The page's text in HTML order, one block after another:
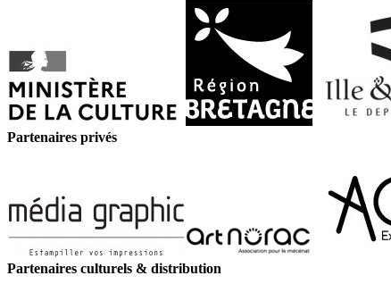
Partenaires privés
Partenaires culturels & distribution